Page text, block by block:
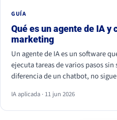
GUÍA
Qué es un agente de IA y
marketing
Un agente de IA es un software
ejecuta tareas de varios pasos
diferencia de un chatbot, no
analizar datos, calificar leads y
IA aplicada · 11 jun 2026